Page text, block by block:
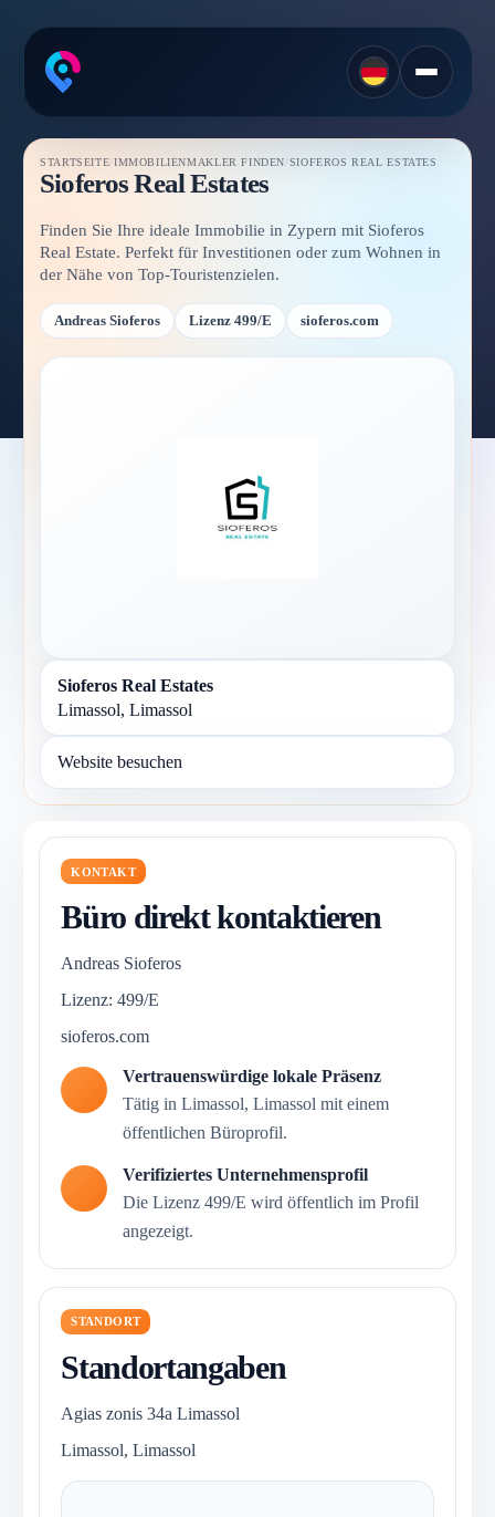
STARTSEITE/IMMOBILIENMAKLER FINDEN /SIOFEROS REAL ESTATES
Sioferos Real Estates
Finden Sie Ihre ideale Immobilie in Zypern mit Sioferos
Real Estate. Perfekt für Investitionen oder zum Wohnen in
der Nähe von Top-Touristenzielen.
Andreas Sioferos Lizenz 499/E sioferos.com
Sioferos Real Estates
Limassol, Limassol
Website besuchen
KONTAKT
Büro direkt kontaktieren
Andreas Sioferos
Lizenz: 499/E
sioferos.com
Vertrauenswürdige lokale Präsenz
Tätig in Limassol, Limassol mit einem
öffentlichen Büroprofil.
Verifiziertes Unternehmensprofil
Die Lizenz 499/E wird öffentlich im Profil
angezeigt.
STANDORT
Standortangaben
Agias zonis 34a Limassol
Limassol, Limassol